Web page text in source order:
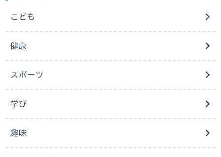
こども
健康
スポーツ
学び
趣味